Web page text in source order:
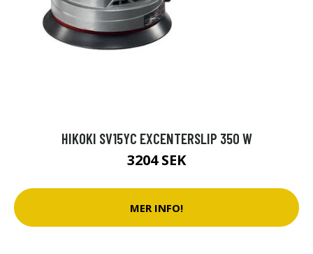
HIKOKI SV15YC EXCENTERSLIP 350 W
3204 SEK
MER INFO!